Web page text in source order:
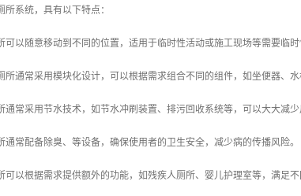
系统，具有以下特点：
可以随意移动到不同的位置，适用于临时性活动或施工现场等需要临时
所通常采用模块化设计，可以根据需求组合不同的组件，如坐便器、
通常采用节水技术，如节水冲刷装置、排污回收系统等，可以大大减少
通常配备除臭、等设备，确保使用者的卫生安全，减少病的传播风险。
可以根据需求提供额外的功能，如残疾人厕所、婴儿护理室等，满足不